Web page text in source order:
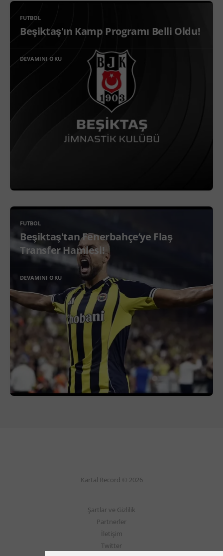
FUTBOL
Beşiktaş'ın Kamp Programı Belli Oldu!
DEVAMINI OKU
FUTBOL
Beşiktaş'tan Fenerbahçe’ye Flaş
Transfer Hamlesi!
DEVAMINI OKU
Kartal Record © 2026
Şartlar ve Gizlilik
Partnerler
İletişim
Twitter